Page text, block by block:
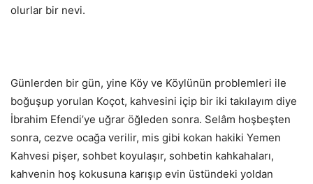
olurlar bir nevi.
Günlerden bir gün, yine Köy ve Köylünün problemleri ile
boğuşup yorulan Koçot, kahvesini içip bir iki takılayım diye
İbrahim Efendi’ye uğrar öğleden sonra. Selâm hoşbeşten
sonra, cezve ocağa verilir, mis gibi kokan hakiki Yemen
Kahvesi pişer, sohbet koyulaşır, sohbetin kahkahaları,
kahvenin hoş kokusuna karışıp evin üstündeki yoldan